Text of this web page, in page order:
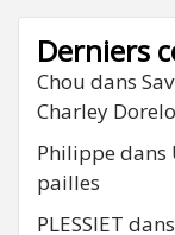
Derniers
Chou dans
Charley
Philippe dans
pailles
PLESSIET dans